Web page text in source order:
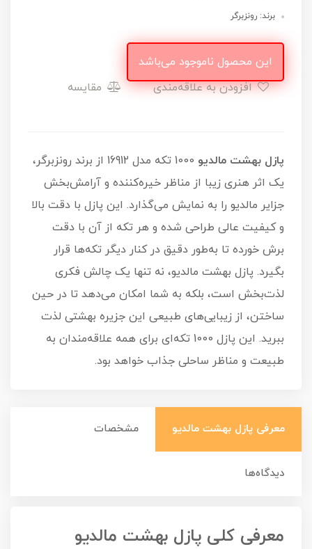
برند: رونزبرگر
این محصول ناموجود می‌باشد
افزودن به علاقه‌مندی
مقایسه
پازل بهشت مالدیو
1000 تکه مدل 16912 از برند رونزبرگر،
یک اثر هنری زیبا از مناظر خیره‌کننده و آرامش‌بخش
جزایر مالدیو را به نمایش می‌گذارد. این پازل با دقت بالا
و کیفیت عالی طراحی شده و هر تکه از آن با دقت
برش خورده تا به‌طور دقیق در کنار دیگر تکه‌ها قرار
بگیرد. پازل بهشت مالدیو، نه تنها یک چالش فکری
لذت‌بخش است، بلکه به شما امکان می‌دهد تا در حین
ساختن، از زیبایی‌های طبیعی این جزیره بهشتی لذت
ببرید. این پازل 1000 تکه‌ای برای همه علاقه‌مندان به
طبیعت و مناظر ساحلی جذاب خواهد بود.
معرفی پازل بهشت مالدیو مشخصات
دیدگاه‌ها
معرفی کلی پازل بهشت مالدیو